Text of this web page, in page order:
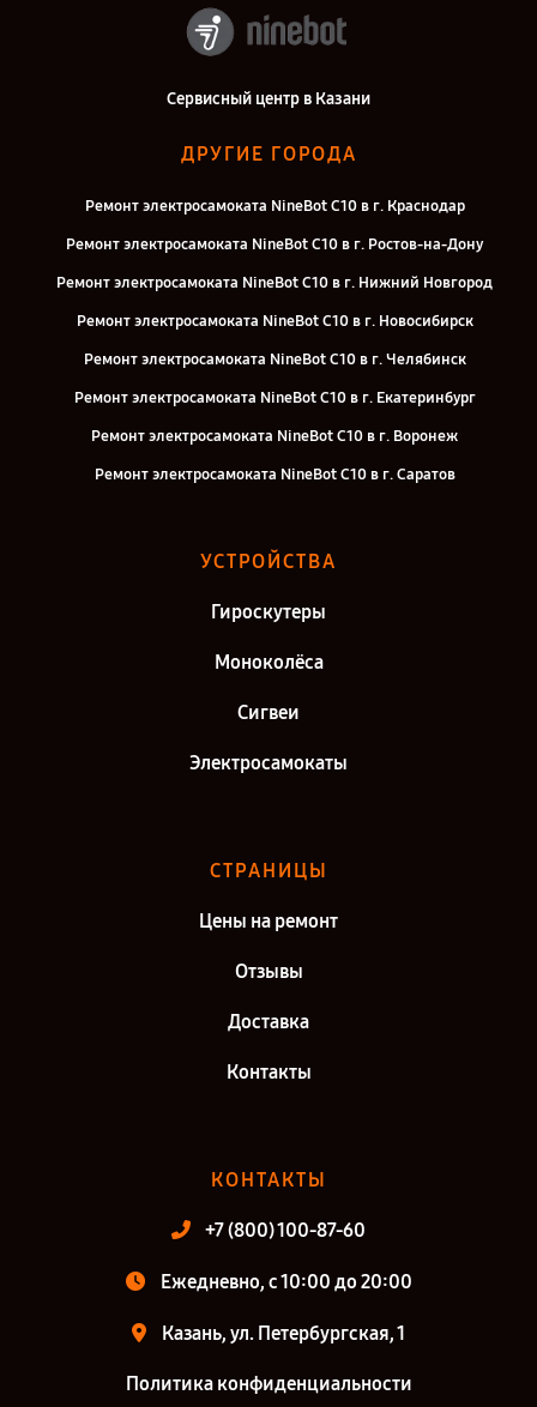
Сервисный центр в Казани
ДРУГИЕ ГОРОДА
Ремонт электросамоката NineBot С10 в г. Краснодар
Ремонт электросамоката NineBot С10 в г. Ростов-на-Дону
Ремонт электросамоката NineBot С10 в г. Нижний Новгород
Ремонт электросамоката NineBot С10 в г. Новосибирск
Ремонт электросамоката NineBot С10 в г. Челябинск
Ремонт электросамоката NineBot С10 в г. Екатеринбург
Ремонт электросамоката NineBot С10 в г. Воронеж
Ремонт электросамоката NineBot С10 в г. Саратов
Ремонт электросамоката NineBot С10 в г. Киров
Ремонт электросамоката NineBot С10 в г. Санкт-Петербург
УСТРОЙСТВА
Гироскутеры
Моноколёса
Сигвеи
Электросамокаты
СТРАНИЦЫ
Цены на ремонт
Отзывы
Доставка
Контакты
КОНТАКТЫ
+7 (800) 100-87-60
Ежедневно, с 10:00 до 20:00
Казань, ул. Петербургская, 1
Политика конфиденциальности